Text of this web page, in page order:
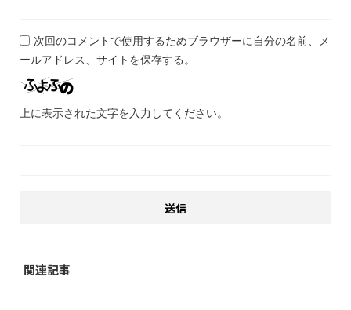
次回のコメントで使用するためブラウザーに自分の名前、メ
ールアドレス、サイトを保存する。
上に表示された文字を入力してください。
関連記事